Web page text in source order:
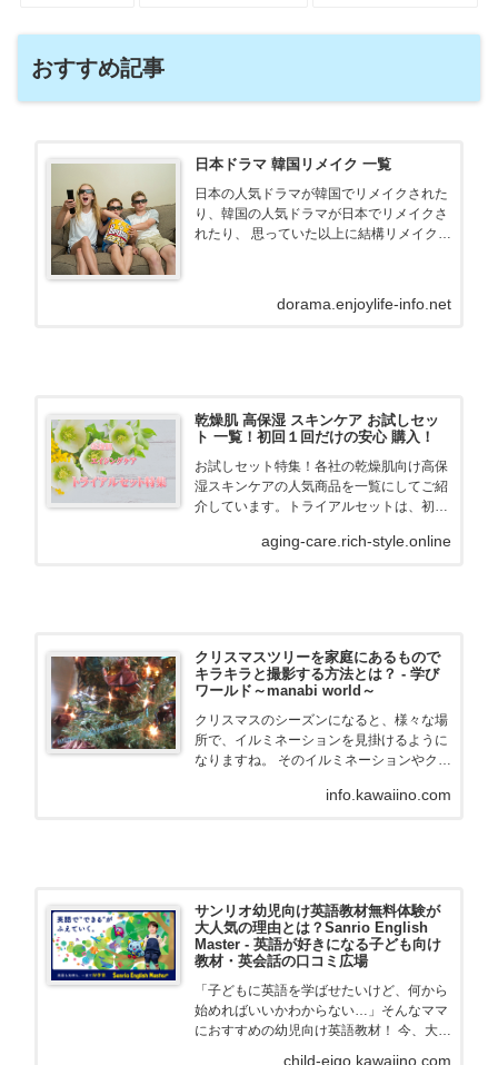
おすすめ記事
日本ドラマ 韓国リメイク 一覧
日本の人気ドラマが韓国でリメイクされた
り、韓国の人気ドラマが日本でリメイクさ
れたり、 思っていた以上に結構リメイク版
dorama.enjoylife-info.net
乾燥肌 高保湿 スキンケア お試しセッ
ト 一覧！初回１回だけの安心 購入！
お試しセット特集！各社の乾燥肌向け高保
湿スキンケアの人気商品を一覧にしてご紹
介しています。トライアルセットは、初回
無料も多いので、便利に利用して、肌が喜
aging-care.rich-style.online
クリスマスツリーを家庭にあるもので
キラキラと撮影する方法とは？ - 学び
ワールド～manabi world～
クリスマスのシーズンになると、様々な場
所で、イルミネーションを見掛けるように
なりますね。 そのイルミネーションやクリ
購入されなくても、ご家庭にあるものを使
info.kawaiino.com
サンリオ幼児向け英語教材無料体験が
大人気の理由とは？Sanrio English
Master - 英語が好きになる子ども向け
教材・英会話の口コミ広場
「子どもに英語を学ばせたいけど、何から
始めればいいかわからない…」そんなママ
におすすめの幼児向け英語教材！ 今、大人
child-eigo.kawaiino.com